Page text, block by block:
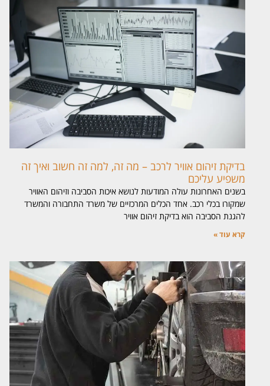
בדיקת זיהום אוויר לרכב – מה זה, למה זה חשוב ואיך זה
משפיע עליכם
בשנים האחרונות עולה המודעות לנושא איכות הסביבה וזיהום האוויר
שמקורו בכלי רכב. אחד הכלים המרכזיים של משרד התחבורה והמשרד
להגנת הסביבה הוא בדיקת זיהום אוויר
קרא עוד »